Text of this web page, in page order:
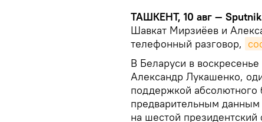
ТАШКЕНТ, 10 авг —
Шавкат Мирзиёев и
телефонный разговор,
В Беларуси в
Александр Лукашенко,
поддержкой абсолютного
предварительным
на шестой